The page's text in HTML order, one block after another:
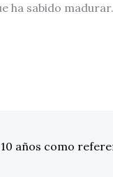
ha sabido
años como